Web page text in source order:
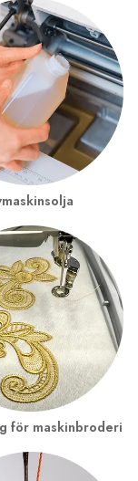
för maskinbroderi